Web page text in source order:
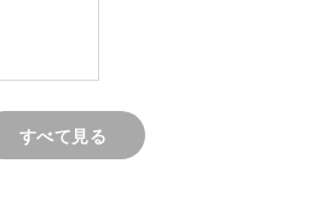
にも着こなせる万能ワイドパンツ
ことが
制作出
すべて見る